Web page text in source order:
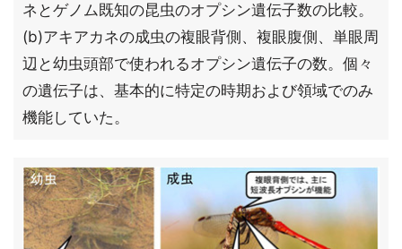
ネとゲノム既知の昆虫のオプシン遺伝子数の比較。
(b)アキアカネの成虫の複眼背側、複眼腹側、単眼周
辺と幼虫頭部で使われるオプシン遺伝子の数。個々
の遺伝子は、基本的に特定の時期および領域でのみ
機能していた。